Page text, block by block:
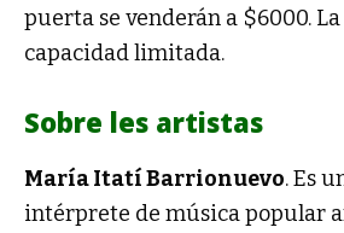
puerta se venderán a $6000.
capacidad limitada.
Sobre les artistas
María Itatí Barrionuevo. Es
intérprete de música popular